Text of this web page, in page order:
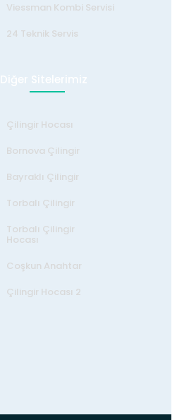
Viessman Kombi Servisi
24 Teknik Servis
Diğer Sitelerimiz
Çilingir Hocası
Bornova Çilingir
Bayraklı Çilingir
Torbalı Çilingir
Torbalı Çilingir
Hocası
Coşkun Anahtar
Çilingir Hocası 2